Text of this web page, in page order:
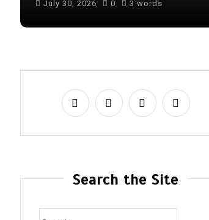
July 30, 2026 0 3 words
Search the Site